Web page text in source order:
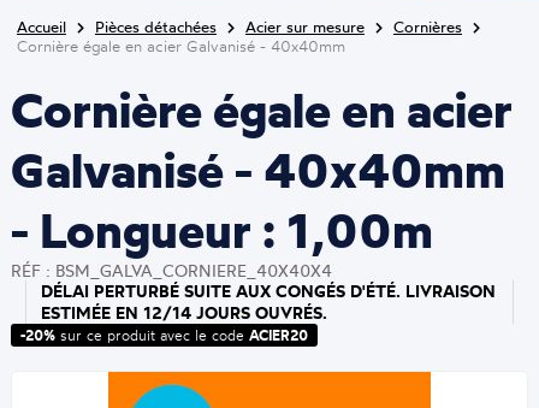
Accueil Pièces détachées Acier sur mesure
Cornières
Cornière égale en acier Galvanisé - 40x40mm
Cornière égale en acier
Galvanisé - 40x40mm
- Longueur : 1,00m
RÉF : BSM_GALVA_CORNIERE_40X40X4
DÉLAI PERTURBÉ SUITE AUX CONGÉS D'ÉTÉ. LIVRAISON
ESTIMÉE EN 12/14 JOURS OUVRÉS.
-20%sur ce produit avec le code ACIER20